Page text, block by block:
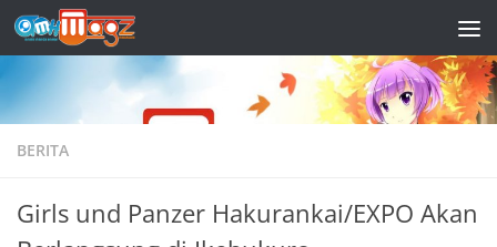
Skip to content
BERITA
Girls und Panzer Hakurankai/EXPO Akan